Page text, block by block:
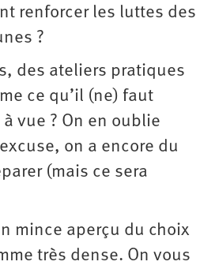
renforcer les luttes des
?
des ateliers pratiques
ce qu’il (ne) faut
vue ? On en oublie
on a encore du
(mais ce sera
mince aperçu du choix
très dense. On vous